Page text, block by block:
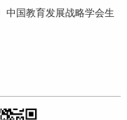
中国教育发展战略学会生